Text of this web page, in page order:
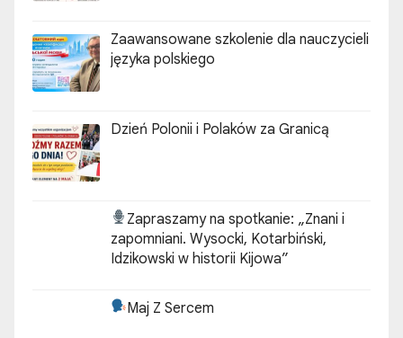
Zaawansowane szkolenie dla nauczycieli
języka polskiego
Dzień Polonii i Polaków za Granicą
Zapraszamy na spotkanie: „Znani i
zapomniani. Wysocki, Kotarbiński,
Idzikowski w historii Kijowa”
Maj Z Sercem